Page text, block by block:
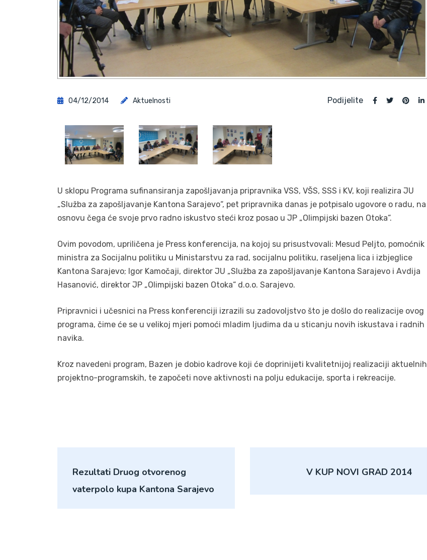
04/12/2014 Aktuelnosti Podijelite
U sklopu Programa sufinansiranja zapošljavanja pripravnika VSS, VŠS, SSS i KV, koji realizira JU
„Služba za zapošljavanje Kantona Sarajevo“, pet pripravnika danas je potpisalo ugovore o radu, na
osnovu čega će svoje prvo radno iskustvo steći kroz posao u JP „Olimpijski bazen Otoka“.
Ovim povodom, upriličena je Press konferencija, na kojoj su prisustvovali: Mesud Peljto, pomoćnik
ministra za Socijalnu politiku u Ministarstvu za rad, socijalnu politiku, raseljena lica i izbjeglice
Kantona Sarajevo; Igor Kamočaji, direktor JU „Služba za zapošljavanje Kantona Sarajevo i Avdija
Hasanović, direktor JP „Olimpijski bazen Otoka“ d.o.o. Sarajevo.
Pripravnici i učesnici na Press konferenciji izrazili su zadovoljstvo što je došlo do realizacije ovog
programa, čime će se u velikoj mjeri pomoći mladim ljudima da u sticanju novih iskustava i radnih
navika.
Kroz navedeni program, Bazen je dobio kadrove koji će doprinijeti kvalitetnijoj realizaciji aktuelnih
projektno-programskih, te započeti nove aktivnosti na polju edukacije, sporta i rekreacije.
Rezultati Druog otvorenog
vaterpolo kupa Kantona Sarajevo
V KUP NOVI GRAD 2014